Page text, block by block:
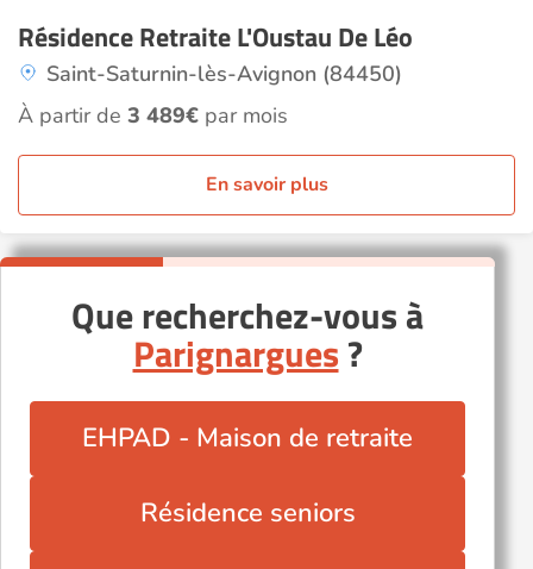
Résidence Retraite L'Oustau De Léo
Saint-Saturnin-lès-Avignon (84450)
À partir de 3 489€ par mois
En savoir plus
Que recherchez-vous à
Parignargues?
EHPAD - Maison de retraite
Résidence seniors